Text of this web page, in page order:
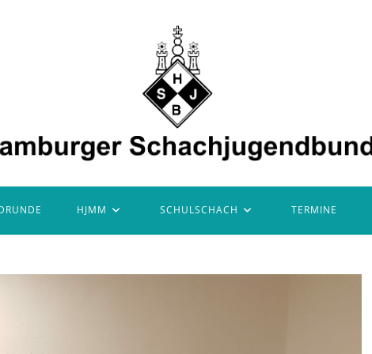
HJMM SCHULSCHACH TERMINE